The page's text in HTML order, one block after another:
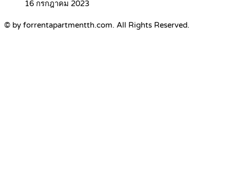
16 กรกฎาคม 2023
© by forrentapartmentth.com. All Rights Reserved.